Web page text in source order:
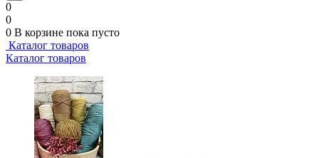
0
0
0 В корзине пока пусто
Каталог товаров
Каталог товаров